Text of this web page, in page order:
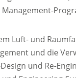
Luft- und
und die
und Re-